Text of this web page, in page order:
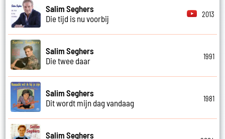
Salim Seghers
Die tijd is nu voorbij
2013
Salim Seghers
Die twee daar
1991
Salim Seghers
Dit wordt mijn dag vandaag
1981
Salim Seghers